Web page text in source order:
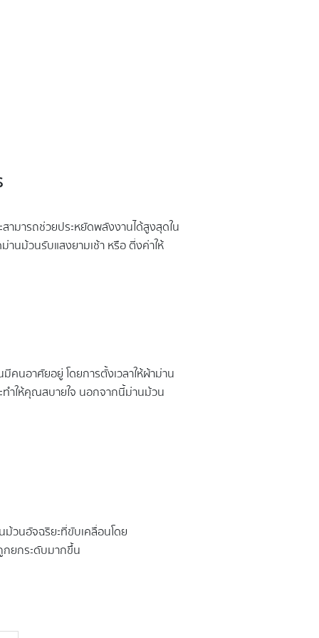
มารถช่วยประหยัดพลังงานได้สูงสุดใน
านม้วนรับแสงยามเช้า หรือ ตี่งค่าให้
นอาศัยอยู่ โดยการตั้งเวลาให้ผ้าม่าน
ำให้คุณสบายใจ นอกจากนี้ม่านม้วน
วนอัจฉริยะที่ขับเคลื่อนโดย
กยกระดับมากขึ้น